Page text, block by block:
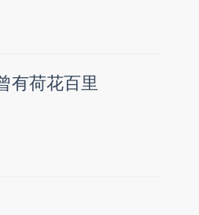
有荷花百里